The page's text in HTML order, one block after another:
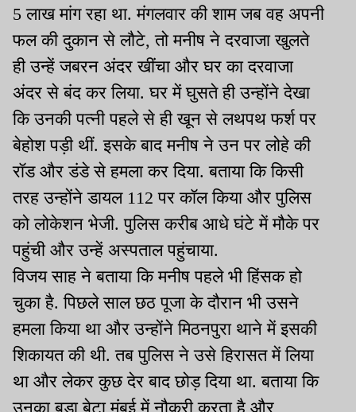
5 लाख मांग रहा था. मंगलवार की शाम जब वह अपनी
फल की दुकान से लौटे, तो मनीष ने दरवाजा खुलते
ही उन्हें जबरन अंदर खींचा और घर का दरवाजा
अंदर से बंद कर लिया. घर में घुसते ही उन्होंने देखा
कि उनकी पत्नी पहले से ही खून से लथपथ फर्श पर
बेहोश पड़ी थीं. इसके बाद मनीष ने उन पर लोहे की
रॉड और डंडे से हमला कर दिया. बताया कि किसी
तरह उन्होंने डायल 112 पर कॉल किया और पुलिस
को लोकेशन भेजी. पुलिस करीब आधे घंटे में मौके पर
पहुंची और उन्हें अस्पताल पहुंचाया.
विजय साह ने बताया कि मनीष पहले भी हिंसक हो
चुका है. पिछले साल छठ पूजा के दौरान भी उसने
हमला किया था और उन्होंने मिठनपुरा थाने में इसकी
शिकायत की थी. तब पुलिस ने उसे हिरासत में लिया
था और लेकर कुछ देर बाद छोड़ दिया था. बताया कि
उनका बड़ा बेटा मुंबई में नौकरी करता है और